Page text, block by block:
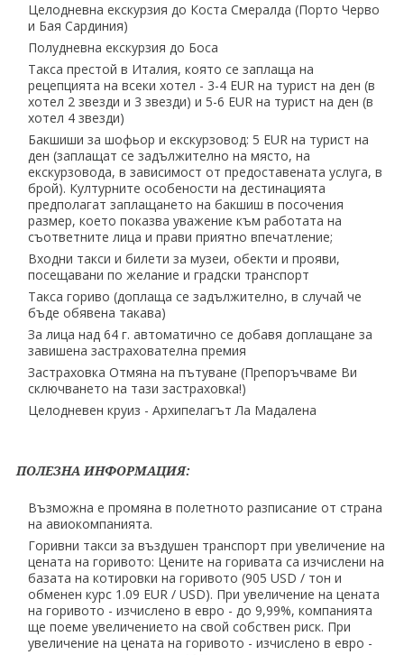
Целодневна екскурзия до Коста Смералда (Порто Черво
и Бая Сардиния)
Полудневна екскурзия до Боса
Такса престой в Италия, която се заплаща на
рецепцията на всеки хотел - 3-4 EUR на турист на ден (в
хотел 2 звезди и 3 звезди) и 5-6 EUR на турист на ден (в
хотел 4 звезди)
Бакшиши за шофьор и екскурзовод: 5 EUR на турист на
ден (заплащат се задължително на място, на
екскурзовода, в зависимост от предоставената услуга, в
брой). Културните особености на дестинацията
предполагат заплащането на бакшиш в посочения
размер, което показва уважение към работата на
съответните лица и прави приятно впечатление;
Входни такси и билети за музеи, обекти и прояви,
посещавани по желание и градски транспорт
Такса гориво (доплаща се задължително, в случай че
бъде обявена такава)
За лица над 64 г. автоматично се добавя доплащане за
завишена застрахователна премия
Застраховка Отмяна на пътуване (Препоръчваме Ви
сключването на тази застраховка!)
Целодневен круиз - Архипелагът Ла Мадалена
ПОЛЕЗНА ИНФОРМАЦИЯ:
Възможна е промяна в полетното разписание от страна
на авиокомпанията.
Горивни такси за въздушен транспорт при увеличение на
цената на горивото: Цените на горивата са изчислени на
базата на котировки на горивото (905 USD ∕ тон и
обменен курс 1.09 EUR ∕ USD). При увеличение на цената
на горивото - изчислено в евро - до 9,99%, компанията
ще поеме увеличението на свой собствен риск. При
увеличение на цената на горивото - изчислено в евро -